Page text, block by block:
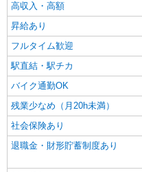
高収入・高額
昇給あり
フルタイム歓迎
駅直結・駅チカ
バイク通勤OK
残業少なめ（月20h未満）
社会保険あり
退職金・財形貯蓄制度あり